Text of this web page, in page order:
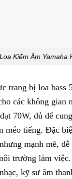
Loa Kiểm Âm Yamaha
trang bị loa bass
các không gian
70W, đủ để
méo tiếng. Đặc
mạnh mẽ,
trường làm
kỹ sư âm